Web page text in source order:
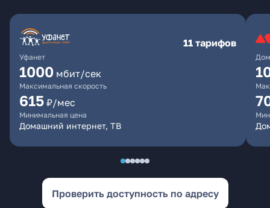
Уфанет
11 тарифов
1000 мбит/сек
Максимальная скорость
615 ₽/мес
Минимальная цена
Домашний интернет, ТВ
Проверить доступность по адресу